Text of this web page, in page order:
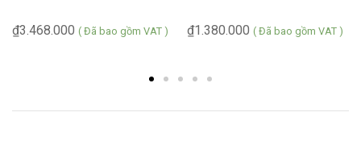
3.468.000
₫ ( Đã bao gồm VAT ) 1.380.000
₫ ( Đã bao gồm VAT )